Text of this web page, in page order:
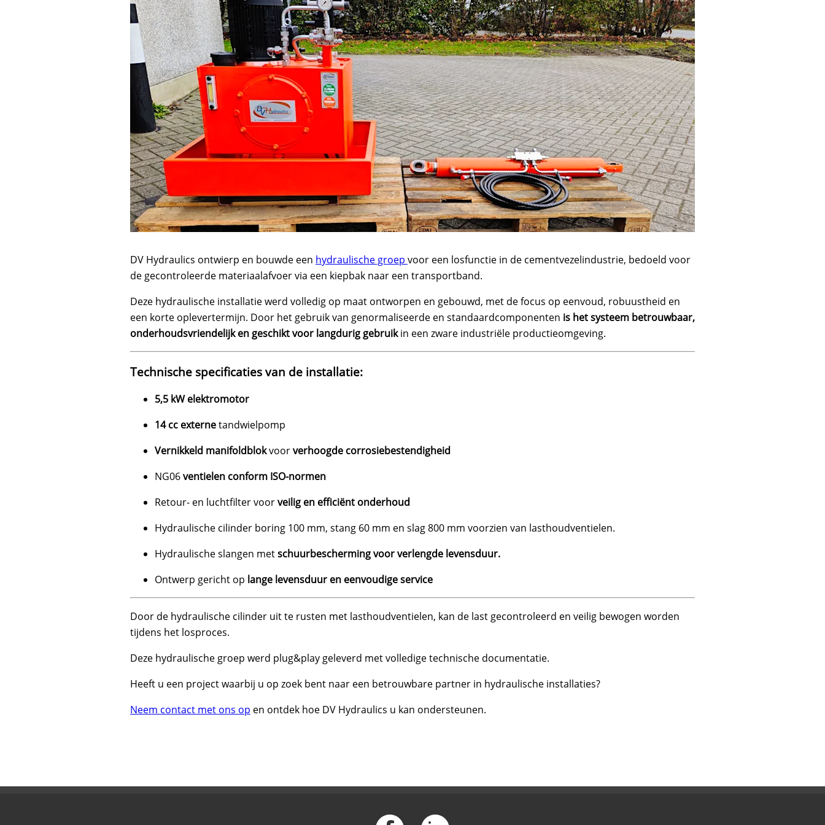
DV Hydraulics ontwierp en bouwde een hydraulische groep voor een losfunctie in de cementvezelindustrie, bedoeld voor
de gecontroleerde materiaalafvoer via een kiepbak naar een transportband.
Deze hydraulische installatie werd volledig op maat ontworpen en gebouwd, met de focus op eenvoud, robuustheid en
een korte oplevertermijn. Door het gebruik van genormaliseerde en standaardcomponenten is het systeem betrouwbaar,
onderhoudsvriendelijk en geschikt voor langdurig gebruikin een zware industriële productieomgeving.
Technische specificaties van de installatie:
5,5 kW elektromotor
14 cc externetandwielpomp
Vernikkeld manifoldblokvoorverhoogde corrosiebestendigheid
NG06ventielen conform ISO-normen
Retour- en luchtfilter voorveilig en efficiënt onderhoud
Hydraulische cilinder boring 100 mm, stang 60 mm en slag 800 mm voorzien van lasthoudventielen.
Hydraulische slangen metschuurbescherming voor verlengde levensduur.
Ontwerp gericht op lange levensduur en eenvoudige service
Door de hydraulische cilinder uit te rusten met lasthoudventielen, kan de last gecontroleerd en veilig bewogen worden
tijdens het losproces.
Deze hydraulische groep werd plug&play geleverd met volledige technische documentatie.
Heeft u een project waarbij u op zoek bent naar een betrouwbare partner in hydraulische installaties?
Neem contact met ons op en ontdek hoe DV Hydraulics u kan ondersteunen.